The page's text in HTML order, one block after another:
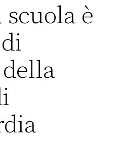
scuola è